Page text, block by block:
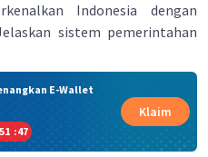
Indonesia dengan
sistem pemerintahan
E-Wallet
51 :47
Klaim